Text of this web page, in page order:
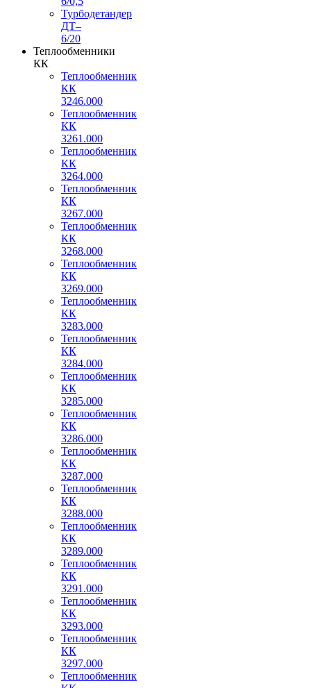
Турбодетандер
ДТ–
6/20
Теплообменники
КК
Теплообменник
КК
3246.000
Теплообменник
КК
3261.000
Теплообменник
КК
3264.000
Теплообменник
КК
3267.000
Теплообменник
КК
3268.000
Теплообменник
КК
3269.000
Теплообменник
КК
3283.000
Теплообменник
КК
3284.000
Теплообменник
КК
3285.000
Теплообменник
КК
3286.000
Теплообменник
КК
3287.000
Теплообменник
КК
3288.000
Теплообменник
КК
3289.000
Теплообменник
КК
3291.000
Теплообменник
КК
3293.000
Теплообменник
КК
3297.000
Теплообменник